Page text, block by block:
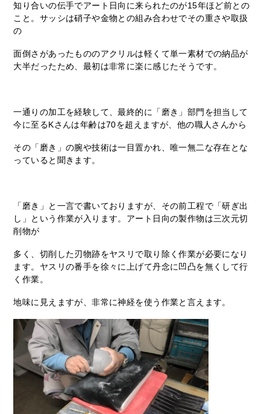
知り合いの伝手でアート日向に来られたのが15年ほど前との
こと。サッシは硝子や金物との組み合わせでその重さや取扱
の
面倒さがあったもののアクリルは軽くて単一素材での納品が
大半だったため、最初は非常に楽に感じたそうです。
一通りの加工を経験して、最終的に「磨き」部門を担当して
今に至るKさんは年齢は70を超えますが、他の職人さんから
その「磨き」の腕や技術は一目置かれ、唯一無二な存在とな
っていると聞きます。
「磨き」と一言で書いておりますが、その前工程で「研ぎ出
し」という作業が入ります。アート日向の製作物は三次元切
削物が
多く、切削した刃物跡をヤスリで取り除く作業が必要になり
ます。ヤスリの番手を徐々に上げて丹念に凹凸を無くして行
く作業。
地味に見えますが、非常に神経を使う作業と言えます。